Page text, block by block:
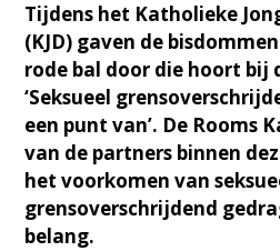
Tijdens het Katholieke
(KJD) gaven de
rode bal door die hoort bij
‘Seksueel
een punt van’. De Rooms
van de partners binnen
het voorkomen van
grensoverschrijdend
belang.